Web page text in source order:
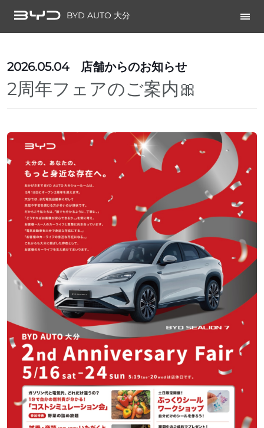
BYD AUTO 大分
2026.05.04 店舗からのお知らせ
2周年フェアのご案内🎀